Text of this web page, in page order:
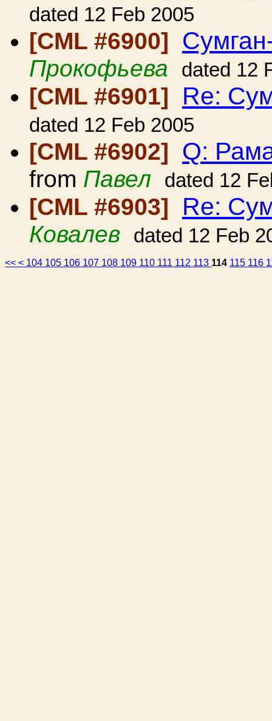
dated 12 Feb 2005
[CML #6900]
Прокофьева dated 12
[CML #6901] Re:
dated 12 Feb 2005
[CML #6902] Q:
from Павел dated 12
[CML #6903] Re:
Ковалев dated 12 Feb
<< < 104 105 106 107 108 109 110 111 112 113 114 115 116